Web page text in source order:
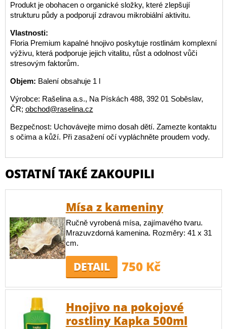
Produkt je obohacen o organické složky, které zlepšují
strukturu půdy a podporují zdravou mikrobiální aktivitu.
Vlastnosti:
Floria Premium kapalné hnojivo poskytuje rostlinám komplexní
výživu, která podporuje jejich vitalitu, růst a odolnost vůči
stresovým faktorům.
Objem: Balení obsahuje 1 l
Výrobce: Rašelina a.s., Na Pískách 488, 392 01 Soběslav,
ČR; obchod@raselina.cz
Bezpečnost: Uchovávejte mimo dosah dětí. Zamezte kontaktu
s očima a kůží. Při zasažení očí vypláchněte proudem vody.
OSTATNÍ TAKÉ ZAKOUPILI
Mísa z kameniny
Ručně vyrobená mísa, zajímavého tvaru.
Mrazuvzdorná kamenina. Rozměry: 41 x 31
cm.
DETAIL 750 Kč
Hnojivo na pokojové
rostliny Kapka 500ml